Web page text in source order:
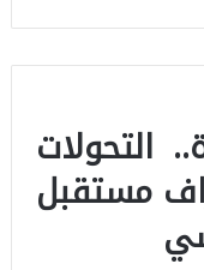
التحولات
مستقبل